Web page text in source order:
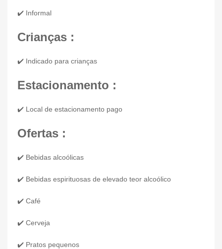
✔️ Informal
Crianças :
✔️ Indicado para crianças
Estacionamento :
✔️ Local de estacionamento pago
Ofertas :
✔️ Bebidas alcoólicas
✔️ Bebidas espirituosas de elevado teor alcoólico
✔️ Café
✔️ Cerveja
✔️ Pratos pequenos